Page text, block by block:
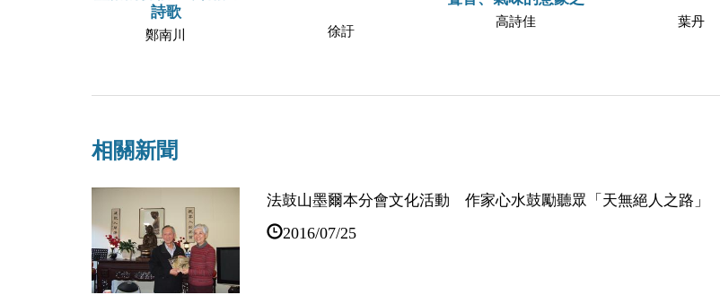
詩歌
鄭南川 徐訏
高詩佳 葉丹
相關新聞
法鼓山墨爾本分會文化活動 作家心水鼓勵聽眾「天無絕人之路」
2016/07/25